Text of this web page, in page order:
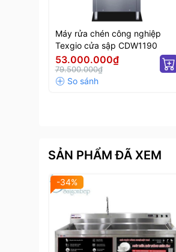
Ưu điểm sản phẩm máy
Làm sạch thực phẩm như:
Làm sạch dụng cụ, đồ
Rửa linh kiện, chi tiết máy
Làm sạch linh kiện, bo
Khả năng làm sạch vượt trội
Máy rửa chén công nghiệp
Texgio cửa sập CDW1190
53.000.000₫
79.500.000₫
SẢN PHẨM ĐÃ XEM
-34%